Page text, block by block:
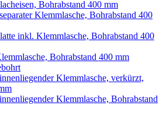
Bohrabstand 400 mm
Klemmlasche, Bohrabstand 400
inkl. Klemmlasche, Bohrabstand 400
Bohrabstand 400 mm
Klemmlasche, verkürzt,
Klemmlasche, Bohrabstand